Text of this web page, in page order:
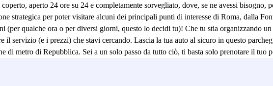
aperto 24 ore su 24 e completamente sorvegliato, dove, se ne avessi bisogno,
strategica per poter visitare alcuni dei principali punti di interesse di Roma, dalla
qualche ora o per diversi giorni, questo lo decidi tu)! Che tu stia organizzando
servizio (e i prezzi) che stavi cercando. Lascia la tua auto al sicuro in questo
metro di Repubblica. Sei a un solo passo da tutto ciò, ti basta solo prenotare il tuo